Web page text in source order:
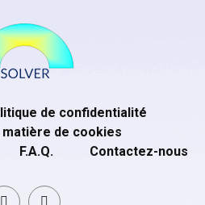
de confidentialité
de cookies
F.A.Q. Contactez-nous